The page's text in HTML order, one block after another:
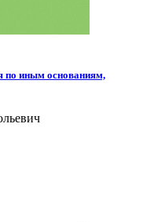
по иным основаниям,